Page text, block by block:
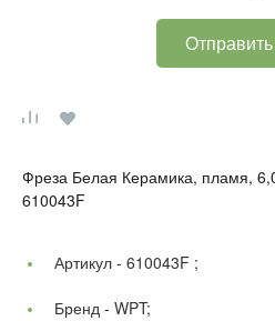
Фреза Белая Керамика, пламя,
610043F
Артикул - 610043F ;
Бренд - WPT;